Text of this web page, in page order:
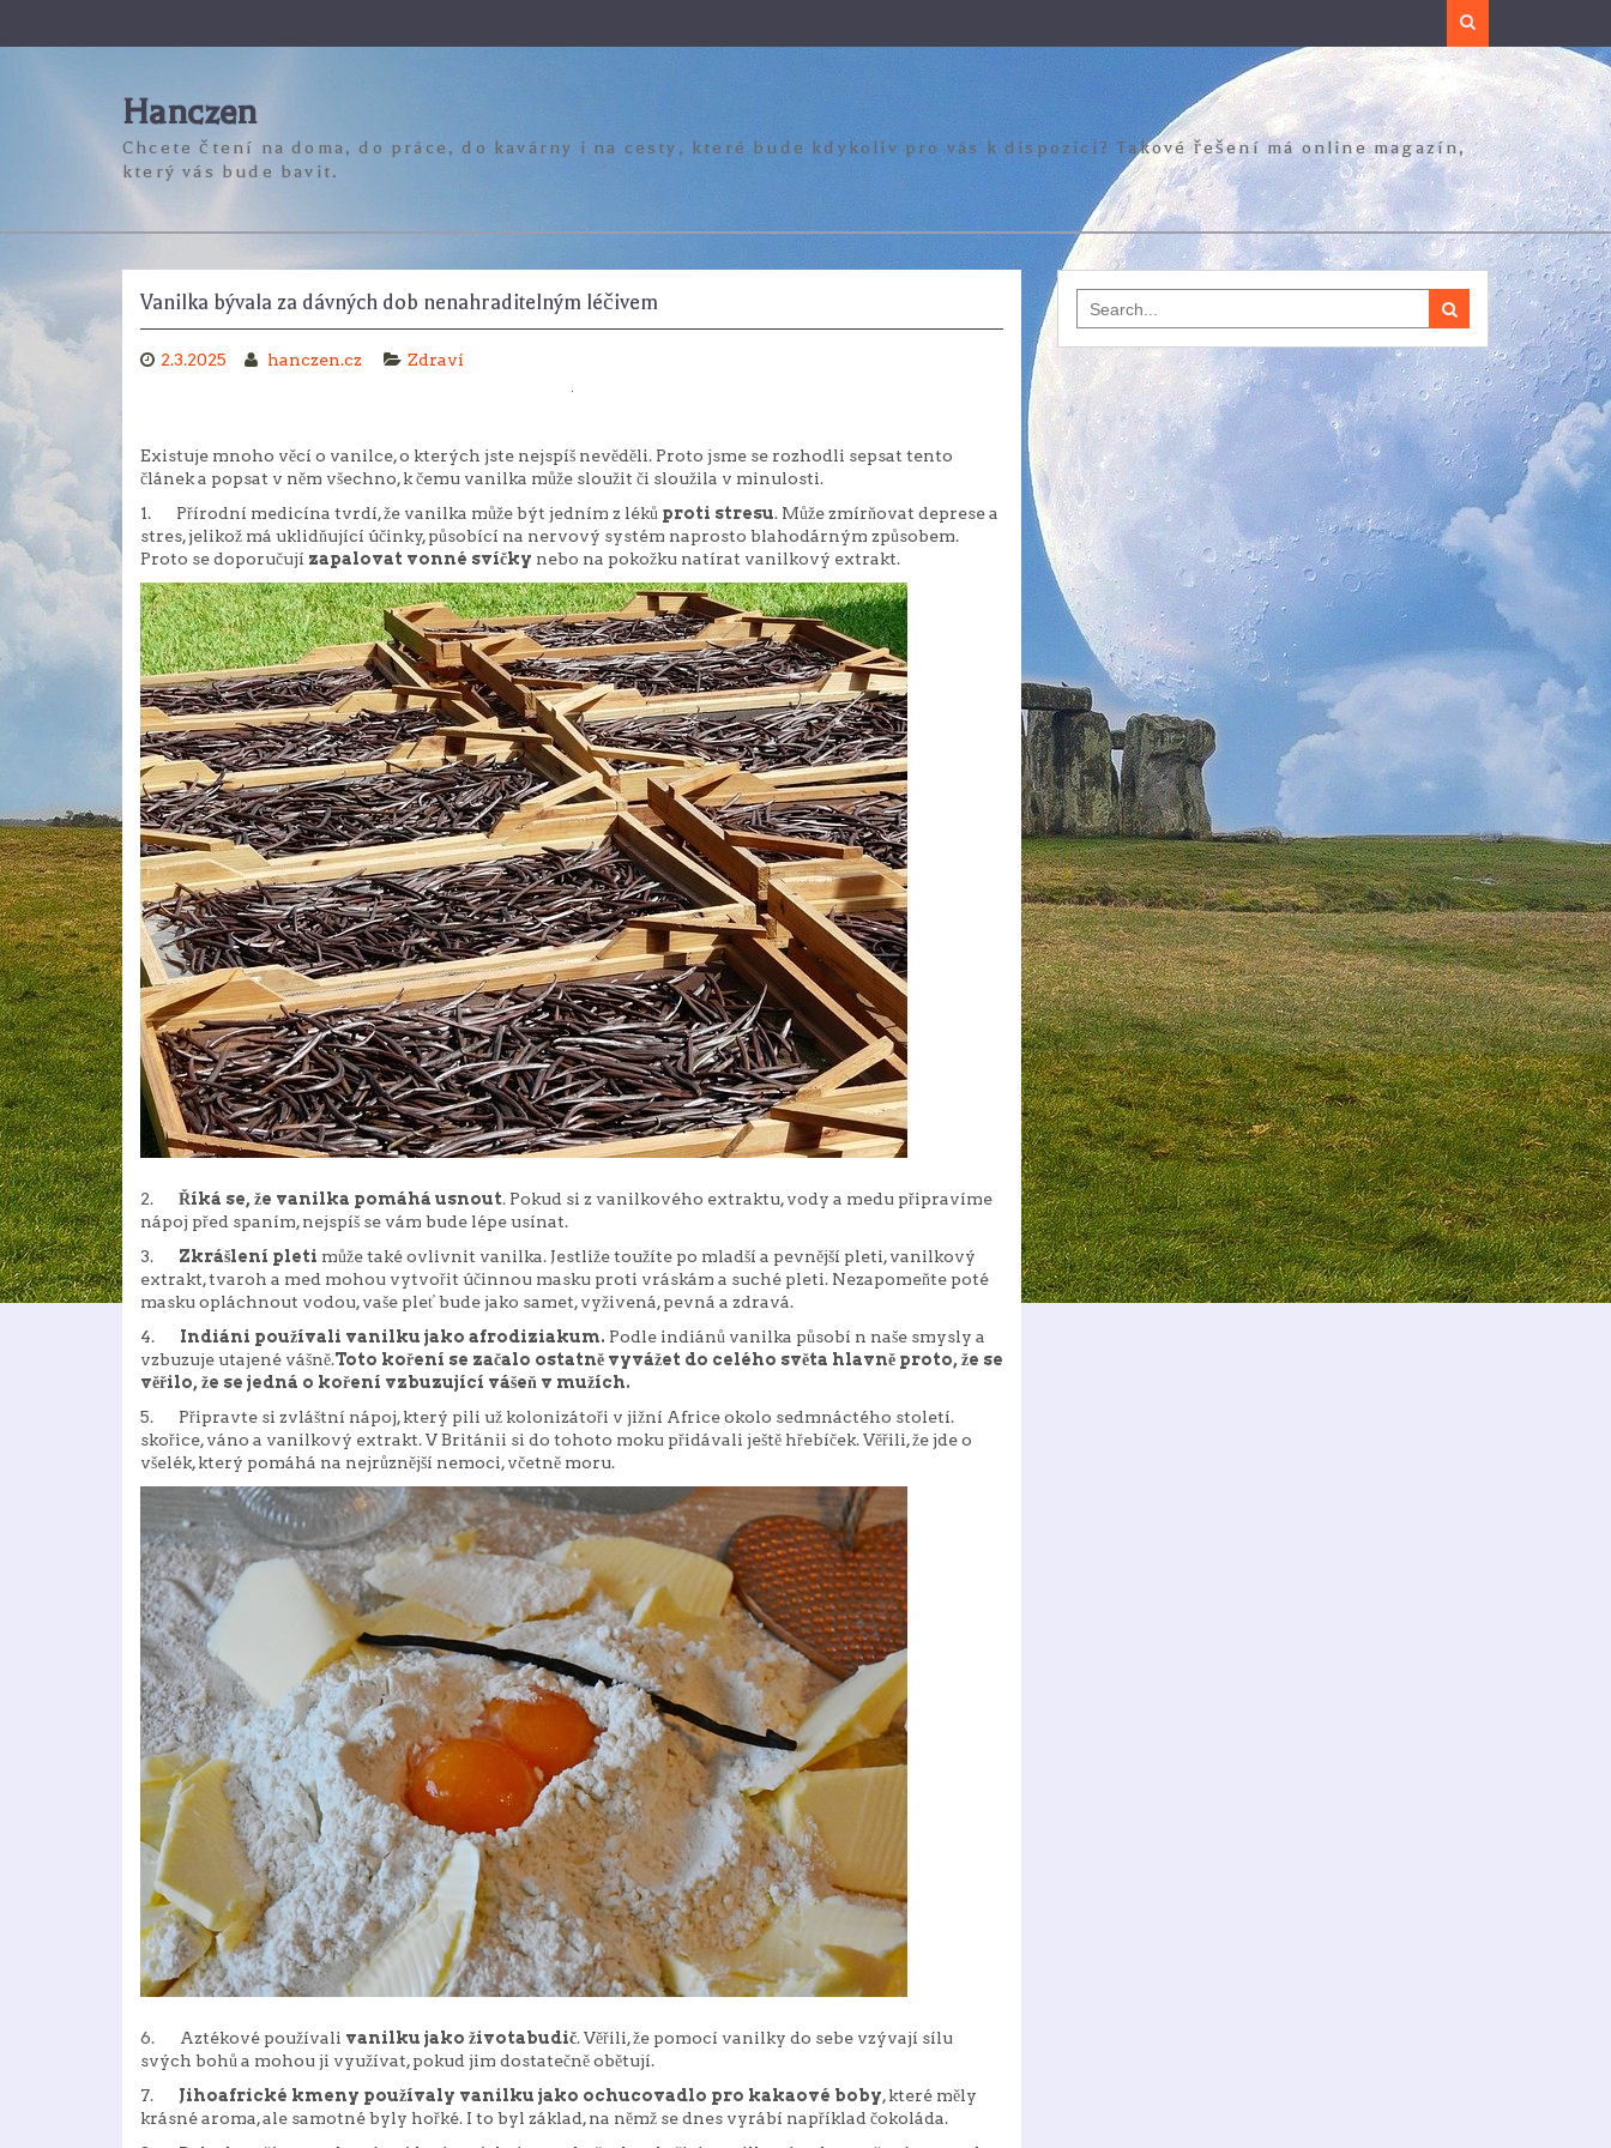
Hanczen
Chcete čtení na doma, do práce, do kavárny i na cesty, které bude kdykoliv pro vás k dispozici? Takové řešení má online magazín,
který vás bude bavit.
Vanilka bývala za dávných dob nenahraditelným léčivem
2.3.2025 hanczen.cz Zdraví
Existuje mnoho věcí o vanilce, o kterých jste nejspíš nevěděli. Proto jsme se rozhodli sepsat tento
článek a popsat v něm všechno, k čemu vanilka může sloužit či sloužila v minulosti.
1. Přírodní medicína tvrdí, že vanilka může být jedním z léků proti stresu. Může zmírňovat deprese a
stres, jelikož má uklidňující účinky, působící na nervový systém naprosto blahodárným způsobem.
Proto se doporučují zapalovat vonné svíčky nebo na pokožku natírat vanilkový extrakt.
2. Říká se, že vanilka pomáhá usnout. Pokud si z vanilkového extraktu, vody a medu připravíme
nápoj před spaním, nejspíš se vám bude lépe usínat.
3. Zkrášlení pleti může také ovlivnit vanilka. Jestliže toužíte po mladší a pevnější pleti, vanilkový
extrakt, tvaroh a med mohou vytvořit účinnou masku proti vráskám a suché pleti. Nezapomeňte poté
masku opláchnout vodou, vaše pleť bude jako samet, vyživená, pevná a zdravá.
4. Indiáni používali vanilku jako afrodiziakum. Podle indiánů vanilka působí n naše smysly a
vzbuzuje utajené vášně.Toto koření se začalo ostatně vyvážet do celého světa hlavně proto, že se
věřilo, že se jedná o koření vzbuzující vášeň v mužích.
5. Připravte si zvláštní nápoj, který pili už kolonizátoři v jižní Africe okolo sedmnáctého století.
skořice, váno a vanilkový extrakt. V Británii si do tohoto moku přidávali ještě hřebíček. Věřili, že jde o
všelék, který pomáhá na nejrůznější nemoci, včetně moru.
6. Aztékové používali vanilku jako životabudič. Věřili, že pomocí vanilky do sebe vzývají sílu
svých bohů a mohou ji využívat, pokud jim dostatečně obětují.
7. Jihoafrické kmeny používaly vanilku jako ochucovadlo pro kakaové boby, které měly
krásné aroma, ale samotné byly hořké. I to byl základ, na němž se dnes vyrábí například čokoláda.
for: